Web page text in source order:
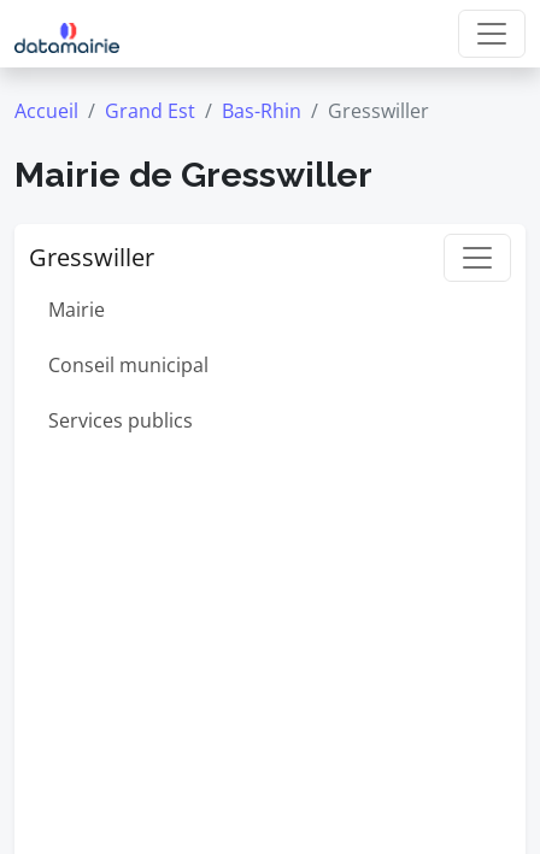
Accueil Grand Est Bas-Rhin Gresswiller
Mairie de Gresswiller
Gresswiller
Mairie
Conseil municipal
Services publics